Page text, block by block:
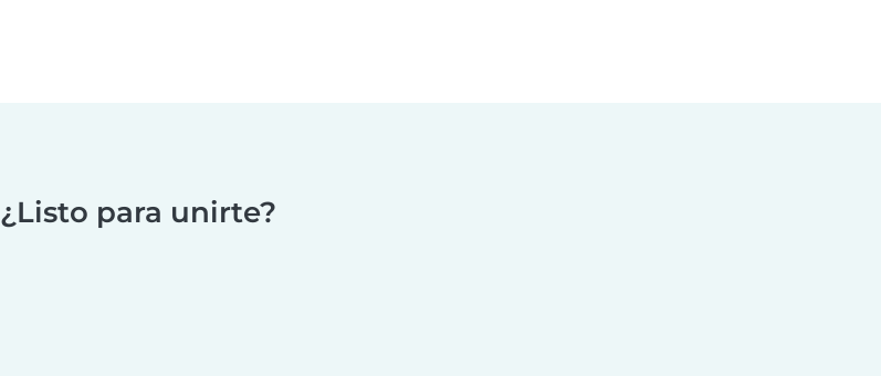
¿Listo para unirte?